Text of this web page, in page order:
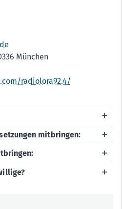
München
radiolora92.4/
mitbringen: